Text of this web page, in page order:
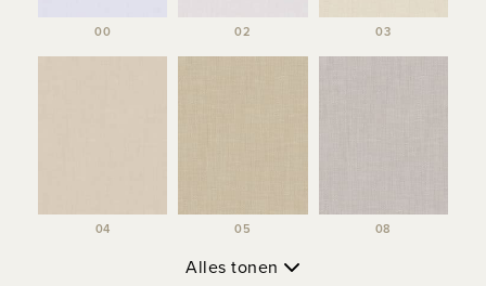
00 02 03
04 05 08
Alles tonen